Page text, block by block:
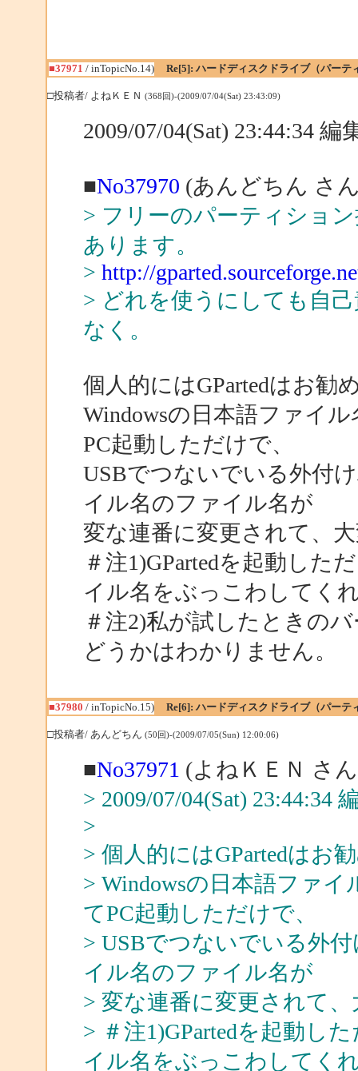
■37971 / inTopicNo.14) Re[5]: ハードディスクドライブ（パー
□投稿者/ よねＫＥＮ (368回)-(2009/07/04(Sat) 23:43:09)
2009/07/04(Sat) 23:44:34 編
■No37970 (あんどちん さ
> フリーのパーティショ
あります。
> http://
> どれを使うにしても自
なく。
個人的にはGPartedはお勧
Windowsの日本語ファイ
PC起動しただけで、
USBでつないでいる外付
イル名のファイル名が
変な連番に変更されて、
＃注1)GPartedを起動した
イル名をぶっこわしてく
＃注2)私が試したときの
どうかはわかりません。
■37980 / inTopicNo.15) Re[6]: ハードディスクドライブ（パー
□投稿者/ あんどちん (50回)-(2009/07/05(Sun) 12:00:06)
■No37971 (よねＫＥＮ さ
> 2009/07/04(Sat) 23:44:34
>
> 個人的にはGPartedはお
> Windowsの日本語ファイ
てPC起動しただけで、
> USBでつないでいる外
イル名のファイル名が
> 変な連番に変更されて
> ＃注1)GPartedを起動し
イル名をぶっこわしてく